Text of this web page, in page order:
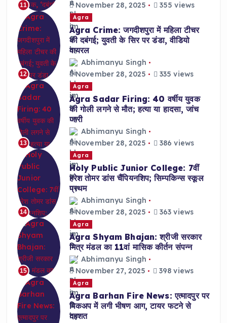
11
November 28, 2025
355 views
12
Agra
Agra Crime: जगदीशपुरा में महिला टीचर
की दबंगई; युवती के सिर पर डंडा, वीडियो
वायरल
Abhimanyu Singh
November 28, 2025
335 views
13
Agra
Agra Sadar Firing: 40 वर्षीय युवक
की गोली लगने से मौत; हत्या या हादसा, जांच
जारी
Abhimanyu Singh
November 28, 2025
386 views
14
Agra
Holy Public Junior College: 7वीं
हरेश तोमर डांस चैंपियनशिप; सिम्पकिन्स स्कूल
प्रथम
Abhimanyu Singh
November 28, 2025
363 views
15
Agra
Agra Shyam Bhajan: श्रीजी सरकार
मित्र मंडल का 11वां मासिक कीर्तन संपन्न
Abhimanyu Singh
November 27, 2025
398 views
Agra
Agra Barhan Fire News: एत्मादपुर पर
पिकअप में लगी भीषण आग, टायर फटने से
दहशत